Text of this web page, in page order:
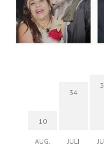
10
AUG.
34
JULI